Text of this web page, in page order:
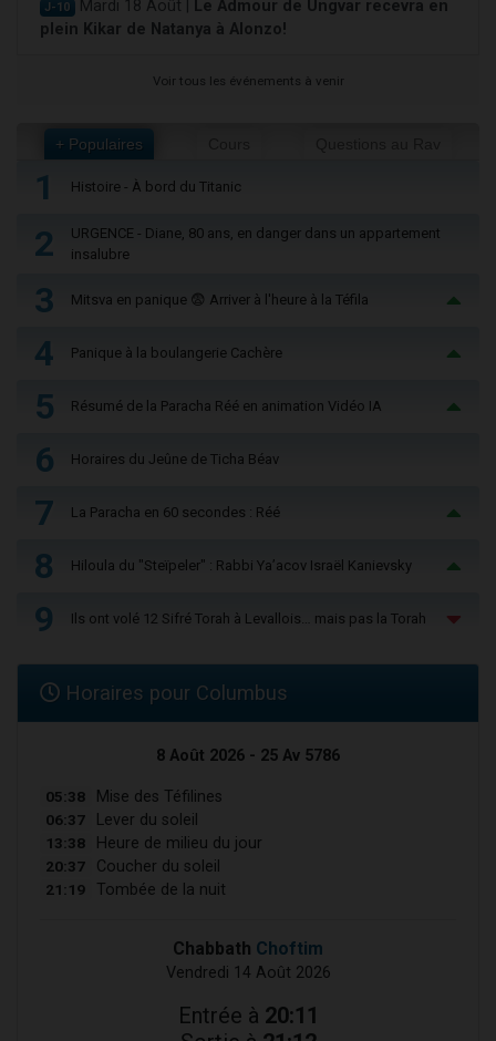
J-10 Mardi 18 Août |
Le Admour de Ungvar recevra en
plein Kikar de Natanya à Alonzo!
Voir tous les événements à venir
+ Populaires
1 Histoire - À bord du Titanic
2
URGENCE - Diane, 80 ans, en danger dans un appartement
insalubre
3 Mitsva en panique 😨 Arriver à l'heure à la Téfila
4 Panique à la boulangerie Cachère
5 Résumé de la Paracha Réé en animation Vidéo IA
6 Horaires du Jeûne de Ticha Béav
7 La Paracha en 60 secondes : Réé
8 Hiloula du "Steïpeler" : Rabbi Ya’acov Israël Kanievsky
9 Ils ont volé 12 Sifré Torah à Levallois… mais pas la Torah
Horaires pour Columbus
8 Août 2026 - 25 Av 5786
05:38 Mise des Téfilines
06:37 Lever du soleil
13:38 Heure de milieu du jour
20:37 Coucher du soleil
21:19 Tombée de la nuit
Chabbath Choftim
Vendredi 14 Août 2026
Entrée à 20:11